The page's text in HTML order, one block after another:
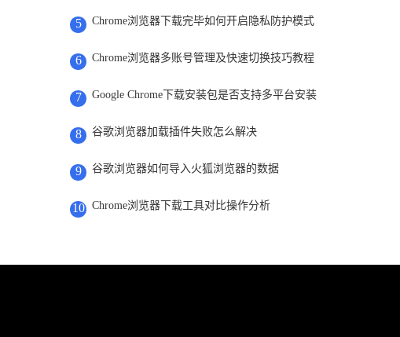
5 Chrome浏览器下载完毕如何开启隐私防护模式
6 Chrome浏览器多账号管理及快速切换技巧教程
7 Google Chrome下载安装包是否支持多平台安装
8 谷歌浏览器加载插件失败怎么解决
9 谷歌浏览器如何导入火狐浏览器的数据
10 Chrome浏览器下载工具对比操作分析